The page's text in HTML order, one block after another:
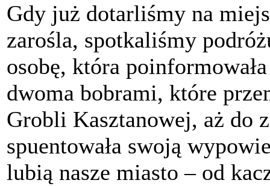
Gdy już dotarliśmy na
zarośla, spotkaliśmy
osobę, która
dwoma bobrami, które
Grobli Kasztanowej, aż do
spuentowała swoją
lubią nasze miasto – od